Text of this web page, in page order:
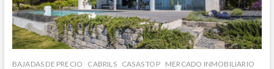
baja
de
precio
BAJADAS DE PRECIO CABRILS CASAS TOP
MERCADO INMOBILIARIO